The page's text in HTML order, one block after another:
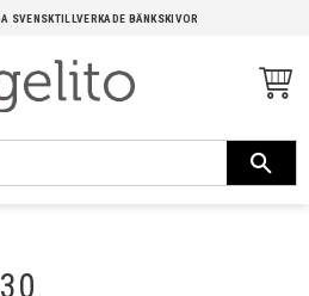
SVENSKTILLVERKADE BÄNKSKIVOR